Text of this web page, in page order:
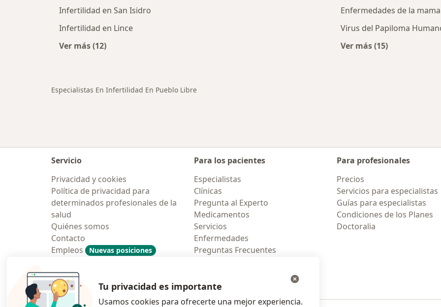
Infertilidad en San Isidro
Infertilidad en Lince
Ver más (12)
Enfermedades de la
Virus del Papiloma
Ver más (15)
Especialistas En Infertilidad En Pueblo Libre
Servicio
Privacidad y cookies
Política de privacidad para
determinados profesionales de la
salud
Quiénes somos
Contacto
Empleos
Nuevas posiciones
Contratación
Para los pacientes
Especialistas
Clínicas
Pregunta al Experto
Medicamentos
Servicios
Enfermedades
Preguntas Frecuentes
Para profesionales
Precios
Servicios para especialistas
Guías para especialistas
Condiciones de los Planes
Doctoralia
Tu privacidad es importante
Usamos cookies para ofrecerte una mejor experiencia.